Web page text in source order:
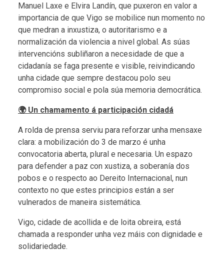
Manuel Laxe e Elvira Landín, que puxeron en valor a
importancia de que Vigo se mobilice nun momento no
que medran a inxustiza, o autoritarismo e a
normalización da violencia a nivel global. As súas
intervencións subliñaron a necesidade de que a
cidadanía se faga presente e visible, reivindicando
unha cidade que sempre destacou polo seu
compromiso social e pola súa memoria democrática.
🌍 Un chamamento á participación cidadá
A rolda de prensa serviu para reforzar unha mensaxe
clara: a mobilización do 3 de marzo é unha
convocatoria aberta, plural e necesaria. Un espazo
para defender a paz con xustiza, a soberanía dos
pobos e o respecto ao Dereito Internacional, nun
contexto no que estes principios están a ser
vulnerados de maneira sistemática.
Vigo, cidade de acollida e de loita obreira, está
chamada a responder unha vez máis con dignidade e
solidariedade.